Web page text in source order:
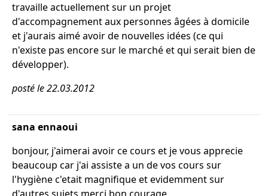
travaille actuellement sur un projet
d'accompagnement aux personnes âgées à domicile
et j'aurais aimé avoir de nouvelles idées (ce qui
n'existe pas encore sur le marché et qui serait bien de
développer).
posté le 22.03.2012
sana ennaoui
bonjour, j'aimerai avoir ce cours et je vous apprecie
beaucoup car j'ai assiste a un de vos cours sur
l'hygiène c'etait magnifique et evidemment sur